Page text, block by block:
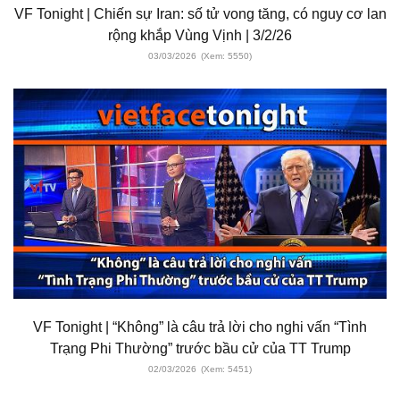
VF Tonight | Chiến sự Iran: số tử vong tăng, có nguy cơ lan
rộng khắp Vùng Vịnh | 3/2/26
03/03/2026 (Xem: 5550)
VF Tonight | “Không” là câu trả lời cho nghi vấn “Tình
Trạng Phi Thường” trước bầu cử của TT Trump
02/03/2026 (Xem: 5451)